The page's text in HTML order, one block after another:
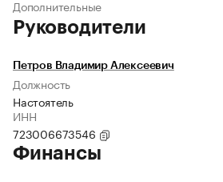
Дополнительные
Руководители
Петров Владимир Алексеевич
Должность
Настоятель
ИНН
723006673546
Финансы